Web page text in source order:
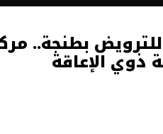
للترويض بطنجة..
ذوي الإعاقة